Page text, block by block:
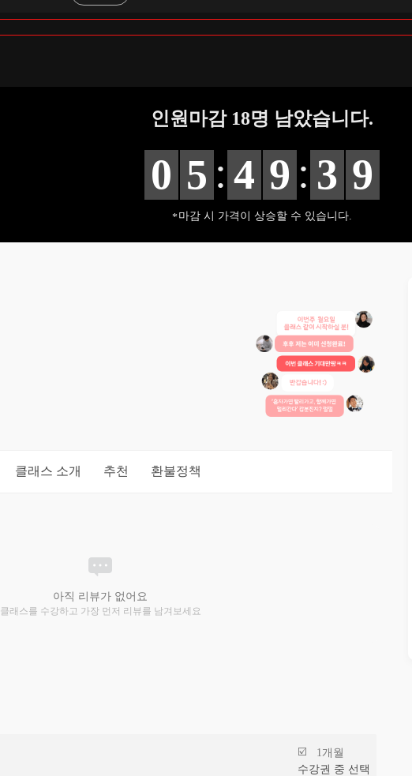
인원마감 18명 남았습니다.
0 5 : 4 9 : 3 8
마감 시 가격이 상승할 수 있습니다.
클래스 소개 추천 환불정책
아직 리뷰가 없어요
클래스를 수강하고 가장 먼저 리뷰를 남겨보세요
1개월
수강권 중 선택